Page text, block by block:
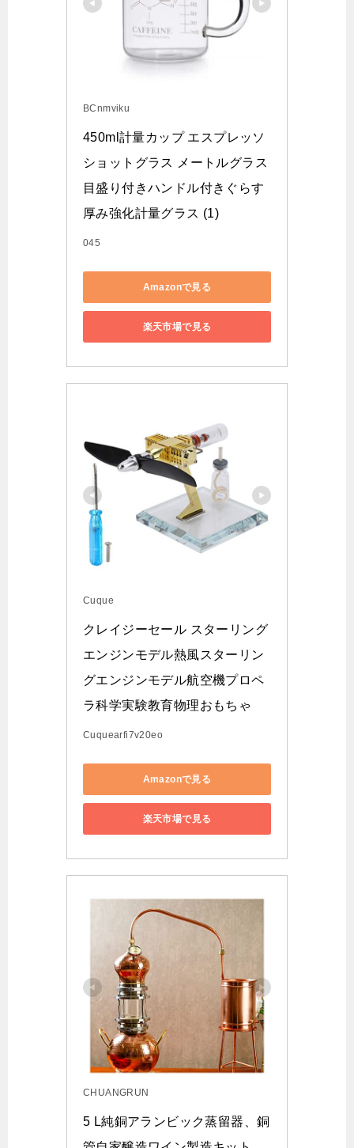
BCnmviku
450ml計量カップ エスプレッソ
ショットグラス メートルグラス
目盛り付きハンドル付きぐらす
厚み強化計量グラス (1)
045
Amazonで見る
楽天市場で見る
Cuque
クレイジーセール スターリング
エンジンモデル熱風スターリン
グエンジンモデル航空機プロペ
ラ科学実験教育物理おもちゃ
Cuquearfi7v20eo
Amazonで見る
楽天市場で見る
CHUANGRUN
5 L純銅アランビック蒸留器、銅